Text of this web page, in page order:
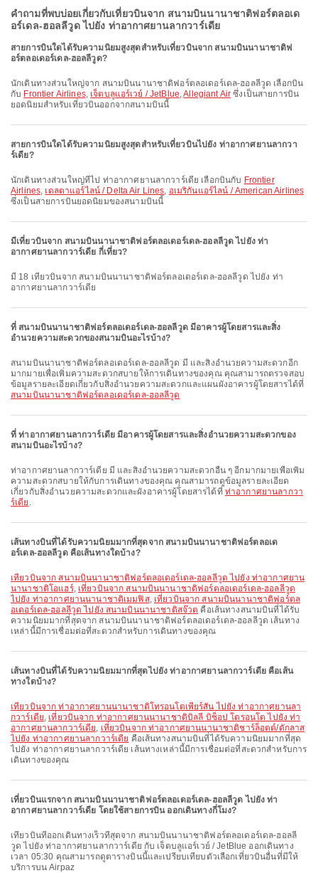
คำถามที่พบบ่อยเกี่ยวกับเที่ยวบินจาก สนามบินนานาชาติฟอร์ตลอเด
อร์เดล-ฮอลลีวูด ไปยัง ท่าอากาศยานลากวาร์เดีย
สายการบินใดได้รับความนิยมสูงสุดสำหรับเที่ยวบินจาก สนามบินนานาชาติฟ
อร์ตลอเดอร์เดล-ฮอลลีวูด?
นักเดินทางส่วนใหญ่จาก สนามบินนานาชาติฟอร์ตลอเดอร์เดล-ฮอลลีวูด เลือกบิน
กับ Frontier Airlines, เจ็ตบลูแอร์เวย์ / JetBlue,Allegiant Air ซึ่งเป็นสายการบิน
ยอดนิยมสำหรับเที่ยวบินออกจากสนามบินนี้
สายการบินใดได้รับความนิยมสูงสุดสำหรับเที่ยวบินไปยัง ท่าอากาศยานลากวา
ร์เดีย?
นักเดินทางส่วนใหญ่ที่ไป ท่าอากาศยานลากวาร์เดีย เลือกบินกับ Frontier
Airlines, เดลตาแอร์ไลน์ / Delta Air Lines, อเมริกันแอร์ไลน์ / American Airlines
ซึ่งเป็นสายการบินยอดนิยมของสนามบินนี้
มีเที่ยวบินจาก สนามบินนานาชาติฟอร์ตลอเดอร์เดล-ฮอลลีวูด ไปยัง ท่า
อากาศยานลากวาร์เดีย กี่เที่ยว?
มี 18 เที่ยวบินจาก สนามบินนานาชาติฟอร์ตลอเดอร์เดล-ฮอลลีวูด ไปยัง ท่า
อากาศยานลากวาร์เดีย
ที่ สนามบินนานาชาติฟอร์ตลอเดอร์เดล-ฮอลลีวูด มีอาคารผู้โดยสารและสิ่ง
อำนวยความสะดวกของสนามบินอะไรบ้าง?
สนามบินนานาชาติฟอร์ตลอเดอร์เดล-ฮอลลีวูด มี และสิ่งอำนวยความสะดวกอีก
มากมายเพื่อเพิ่มความสะดวกสบายให้การเดินทางของคุณ คุณสามารถตรวจสอบ
ข้อมูลรายละเอียดเกี่ยวกับสิ่งอำนวยความสะดวกและแผนผังอาคารผู้โดยสารได้ที่
สนามบินนานาชาติฟอร์ตลอเดอร์เดล-ฮอลลีวูด
ที่ ท่าอากาศยานลากวาร์เดีย มีอาคารผู้โดยสารและสิ่งอำนวยความสะดวกของ
สนามบินอะไรบ้าง?
ท่าอากาศยานลากวาร์เดีย มี และสิ่งอำนวยความสะดวกอื่น ๆ อีกมากมายเพื่อเพิ่ม
ความสะดวกสบายให้กับการเดินทางของคุณ คุณสามารถดูข้อมูลรายละเอียด
เกี่ยวกับสิ่งอำนวยความสะดวกและผังอาคารผู้โดยสารได้ที่ ท่าอากาศยานลากวา
ร์เดีย .
เส้นทางบินที่ได้รับความนิยมมากที่สุดจาก สนามบินนานาชาติฟอร์ตลอเด
อร์เดล-ฮอลลีวูด คือเส้นทางใดบ้าง?
เที่ยวบินจาก สนามบินนานาชาติฟอร์ตลอเดอร์เดล-ฮอลลีวูด ไปยัง ท่าอากาศยาน
นานาชาติโอแฮร์, เที่ยวบินจาก สนามบินนานาชาติฟอร์ตลอเดอร์เดล-ฮอลลีวูด
ไปยัง ท่าอากาศยานนานาชาติเมมฟิส, เที่ยวบินจาก สนามบินนานาชาติฟอร์ตล
อเดอร์เดล-ฮอลลีวูด ไปยัง สนามบินนานาชาติสจ๊วต คือเส้นทางสนามบินที่ได้รับ
ความนิยมมากที่สุดจาก สนามบินนานาชาติฟอร์ตลอเดอร์เดล-ฮอลลีวูด เส้นทาง
เหล่านี้มีการเชื่อมต่อที่สะดวกสำหรับการเดินทางของคุณ
เส้นทางบินที่ได้รับความนิยมมากที่สุดไปยัง ท่าอากาศยานลากวาร์เดีย คือเส้น
ทางใดบ้าง?
เที่ยวบินจาก ท่าอากาศยานนานาชาติโทรอนโตเพียร์สัน ไปยัง ท่าอากาศยานลา
กวาร์เดีย, เที่ยวบินจาก ท่าอากาศยานนานาชาติบิลลี บิช็อป โตรอนโต ไปยัง ท่า
อากาศยานลากวาร์เดีย, เที่ยวบินจาก ท่าอากาศยานนานาชาติชาร์ล็อตต์/ดักลาส
ไปยัง ท่าอากาศยานลากวาร์เดีย คือเส้นทางสนามบินที่ได้รับความนิยมมากที่สุด
ไปยัง ท่าอากาศยานลากวาร์เดีย เส้นทางเหล่านี้มีการเชื่อมต่อที่สะดวกสำหรับการ
เดินทางของคุณ
เที่ยวบินแรกจาก สนามบินนานาชาติฟอร์ตลอเดอร์เดล-ฮอลลีวูด ไปยัง ท่า
อากาศยานลากวาร์เดีย โดยใช้สายการบิน ออกเดินทางกี่โมง?
เที่ยวบินที่ออกเดินทางเร็วที่สุดจาก สนามบินนานาชาติฟอร์ตลอเดอร์เดล-ฮอลลี
วูด ไปยัง ท่าอากาศยานลากวาร์เดีย กับ เจ็ตบลูแอร์เวย์ / JetBlue ออกเดินทาง
เวลา 05:30 คุณสามารถดูตารางบินนี้และเปรียบเทียบตัวเลือกเที่ยวบินอื่นที่มีให้
บริการบน Airpaz